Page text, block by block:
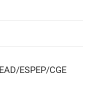
ESPEP/CGE